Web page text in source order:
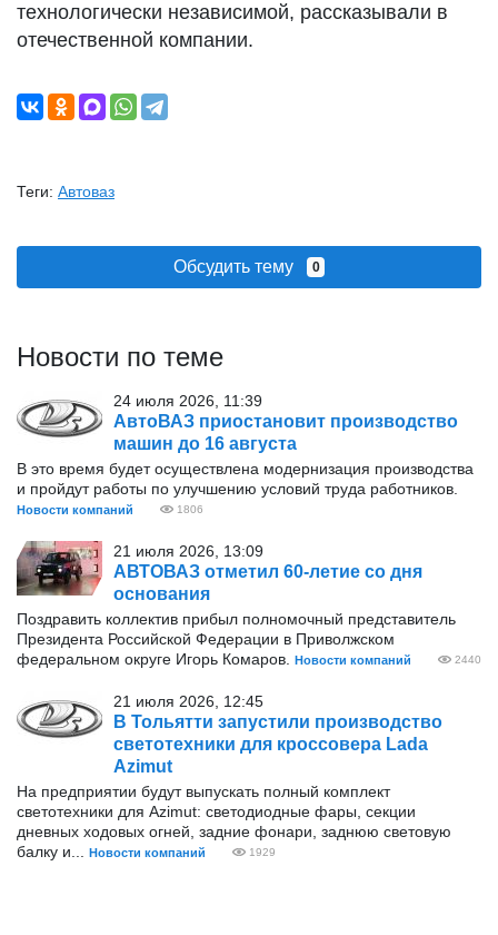
технологически независимой, рассказывали в
отечественной компании.
Теги: Автоваз
Обсудить тему 0
Новости по теме
24 июля 2026, 11:39
АвтоВАЗ приостановит производство
машин до 16 августа
В это время будет осуществлена модернизация производства
и пройдут работы по улучшению условий труда работников.
Новости компаний 1806
21 июля 2026, 13:09
АВТОВАЗ отметил 60-летие со дня
основания
Поздравить коллектив прибыл полномочный представитель
Президента Российской Федерации в Приволжском
федеральном округе Игорь Комаров.
Новости компаний 2440
21 июля 2026, 12:45
В Тольятти запустили производство
светотехники для кроссовера Lada
Azimut
На предприятии будут выпускать полный комплект
светотехники для Azimut: светодиодные фары, секции
дневных ходовых огней, задние фонари, заднюю световую
балку и...
Новости компаний 1929